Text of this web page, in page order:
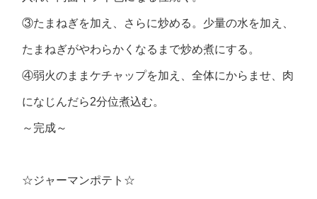
③たまねぎを加え、さらに炒める。少量の水を加え、
たまねぎがやわらかくなるまで炒め煮にする。
④弱火のままケチャップを加え、全体にからませ、肉
になじんだら2分位煮込む。
～完成～
☆ジャーマンポテト☆